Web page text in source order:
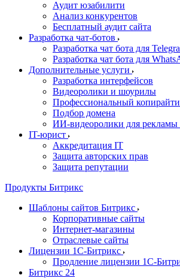
Аудит юзабилити
Анализ конкурентов
Бесплатный аудит сайта
Разработка чат-ботов
Разработка чат бота для
Разработка чат бота для
Дополнительные услуги
Разработка интерфейсов
Видеоролики и шоурилы
Профессиональный
Подбор домена
ИИ-видеоролики для рекламы
IT-юрист
Аккредитация IT
Защита авторских прав
Защита репутации
Продукты Битрикс
Шаблоны сайтов Битрикс
Корпоративные сайты
Интернет-магазины
Отраслевые сайты
Лицензии 1С-Битрикс
Продление лицензии 1С-
Битрикс 24